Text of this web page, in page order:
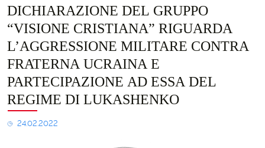
Dichiarazione
gruppo
“Visione
cristiana”
riguarda
l’aggressione
militare
contra
fraterna
Ucraina
DICHIARAZIONE DEL GRUPPO
“VISIONE CRISTIANA” RIGUARDA
L’AGGRESSIONE MILITARE CONTRA
FRATERNA UCRAINA E
PARTECIPAZIONE AD ESSA DEL
REGIME DI LUKASHENKO
24.02.2022